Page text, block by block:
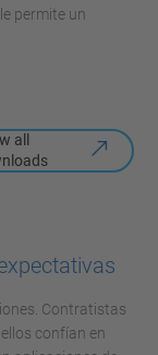
permite un
all
Contratistas
confían en